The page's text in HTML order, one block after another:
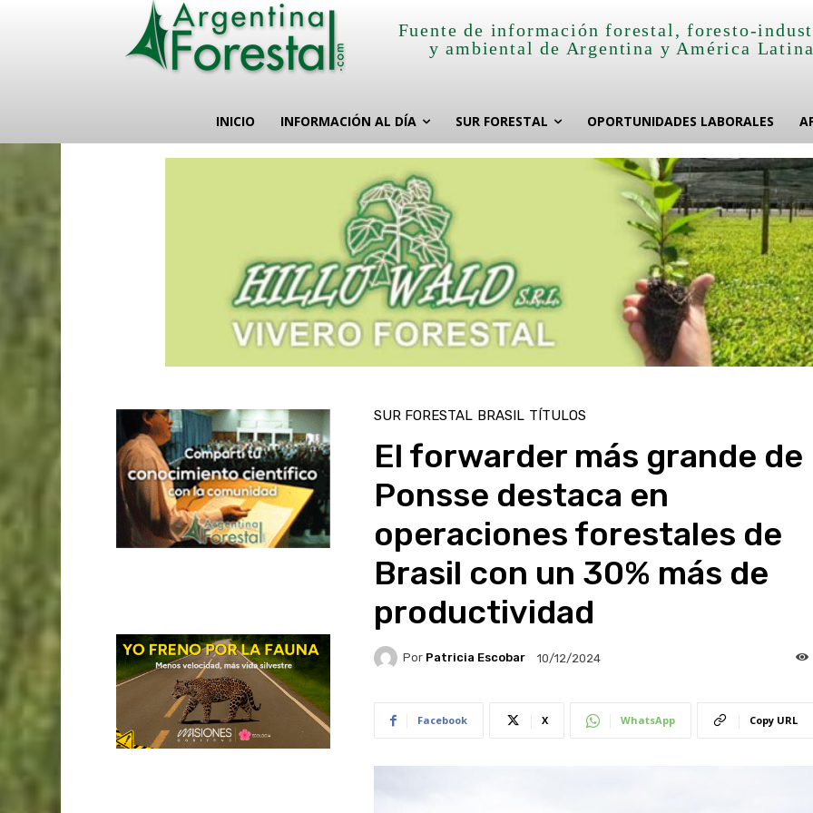
Fuente de información forestal, foresto-
y ambiental de Argentina y América
INICIO INFORMACIÓN AL DÍA SUR FORESTAL OPORTUNIDADES LABORALES
SUR FORESTAL BRASIL TÍTULOS
El forwarder más grande de
Ponsse destaca en
operaciones forestales de
Brasil con un 30% más de
productividad
Por Patricia Escobar 10/12/2024
Facebook X WhatsApp Copy URL